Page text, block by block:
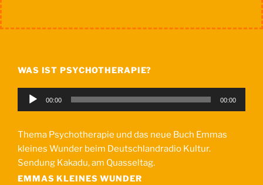
WAS IST PSYCHOTHERAPIE?
Audio-
00:00 00:00
Thema Psychotherapie und das neue Buch Emmas
kleines Wunder beim Deutschlandradio Kultur.
Sendung Kakadu, am Quasseltag.
EMMAS KLEINES WUNDER